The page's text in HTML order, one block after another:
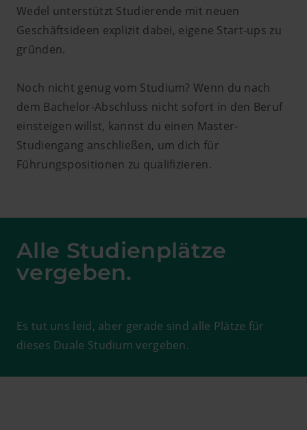
Wedel unterstützt Studierende mit neuen
Geschäftsideen explizit dabei, eigene Start-ups zu
gründen.
Noch nicht genug vom Studium? Wenn du nach
dem Bachelor-Abschluss nicht sofort in den Beruf
einsteigen willst, kannst du einen Master-
Studiengang anschließen, um dich für
Führungspositionen zu qualifizieren.
Alle Studienplätze
vergeben.
Es tut uns leid, aber gerade sind alle Plätze für
dieses Duale Studium vergeben.